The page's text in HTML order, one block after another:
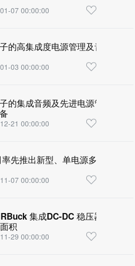
07 00:00:00
的高集成度电源管理及音频单元
03 00:00:00
的集成音频及先进电源管理 IC
21 00:00:00
先推出新型、单电源多路复用
07 00:00:00
集成DC-DC 稳压器系列简
积
29 00:00:00